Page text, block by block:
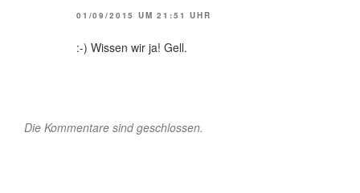
01/09/2015 UM 21:51 UHR
:-) Wissen wir ja! Gell.
Die Kommentare sind geschlossen.